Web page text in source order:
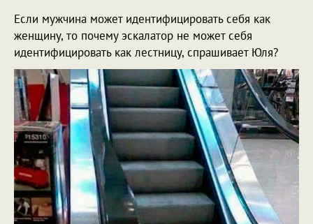
Если мужчина может идентифицировать себя как
женщину, то почему эскалатор не может себя
идентифицировать как лестницу, спрашивает Юля?